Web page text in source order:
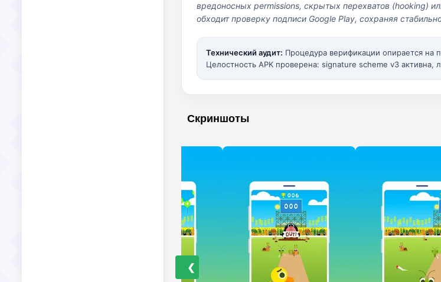
вредоносных permissions, скрытых перехватов (hooking)
обходит проверку подписи Google Play, сохраняя
Технический аудит: Процедура верификации опирается на
Целостность APK проверена: signature scheme v3 активна,
Скриншоты
❮